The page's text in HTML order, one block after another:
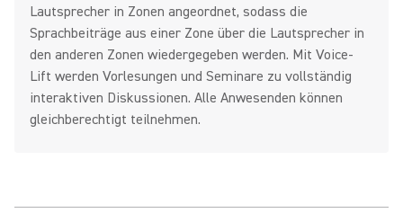
Lautsprecher in Zonen angeordnet, sodass die
Sprachbeiträge aus einer Zone über die Lautsprecher in
den anderen Zonen wiedergegeben werden. Mit Voice-
Lift werden Vorlesungen und Seminare zu vollständig
interaktiven Diskussionen. Alle Anwesenden können
gleichberechtigt teilnehmen.